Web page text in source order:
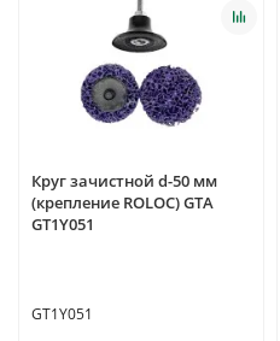
Круг зачистной d-50 мм
(крепление ROLOC) GTA
GT1Y051
GT1Y051